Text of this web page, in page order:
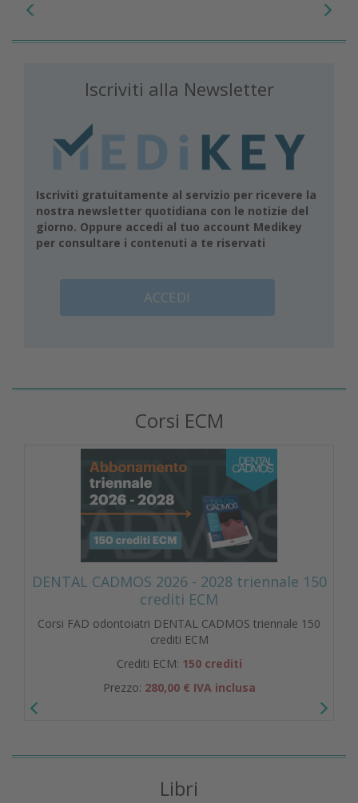
Iscriviti alla Newsletter
Iscriviti gratuitamente al servizio per ricevere la
nostra newsletter quotidiana con le notizie del
giorno. Oppure accedi al tuo account Medikey
per consultare i contenuti a te riservati
ACCEDI
Corsi ECM
DENTAL CADMOS 2026 - 2028 triennale 150
crediti ECM
Corsi FAD odontoiatri DENTAL CADMOS triennale 150
crediti ECM
Crediti ECM: 150 crediti
Prezzo: 280,00 € IVA inclusa
Libri